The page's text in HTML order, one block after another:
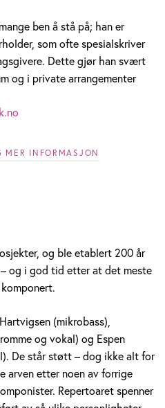
ben å stå på; han er
som ofte spesialskriver
Dette gjør han svært
og i private arrangementer
MER INFORMASJON
og ble etablert 200 år
og i god tid etter at det meste
(mikrobass),
og vokal) og Espen
De står støtt – dog ikke alt for
arven etter noen av forrige
Repertoaret spenner